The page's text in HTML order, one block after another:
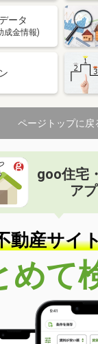
大分県大分市原
面積
66.16m²
取り
2LDK
２丁目
格
3.70万円
有面積 23.69m²
取り
1K
北３
格
大分県大分市大
有面積
45.72m²
取り
1LDK
２丁目
4.10万円
大分県大分市
有面積 22.35m²
ータ
成金情報)
ページトップに戻
goo住宅
ア
動産サイ
めて